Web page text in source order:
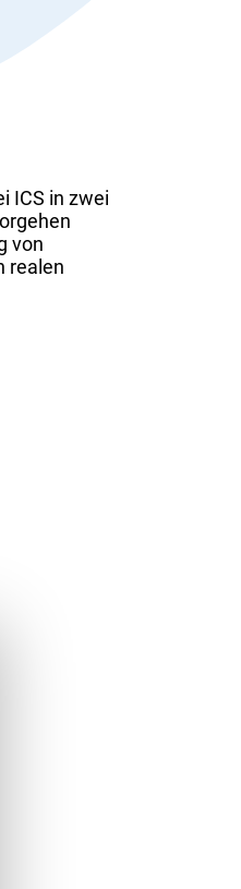
ICS in zwei
von
realen